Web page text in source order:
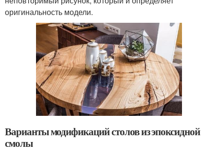
оригинальность модели.
Варианты модификаций столов из эпоксидной
смолы